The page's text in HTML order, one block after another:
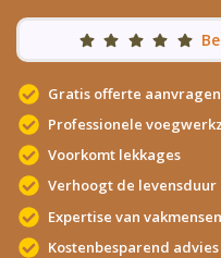
Gratis offerte aanvragen
Professionele
Voorkomt lekkages
Verhoogt de levensduur
Expertise van vakmensen
Kostenbesparend advies